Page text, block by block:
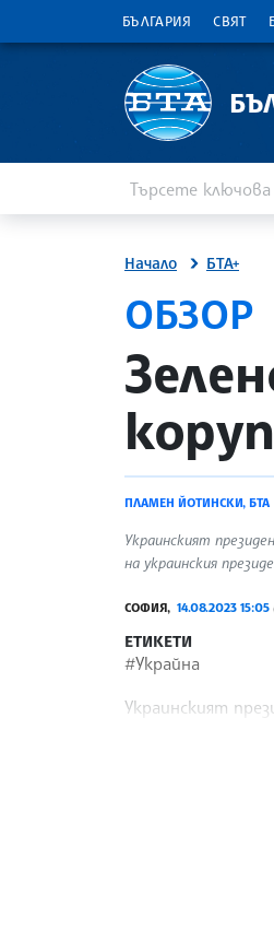
БЪЛГАРИЯ СВЯТ
Начало БТА+
ОБЗОР
ПЛАМЕН ЙОТИНСКИ, БТА
Украинският
на украинския
СОФИЯ, 14.08.2023 15:05
ЕТИКЕТИ
#Украйна
Украинският